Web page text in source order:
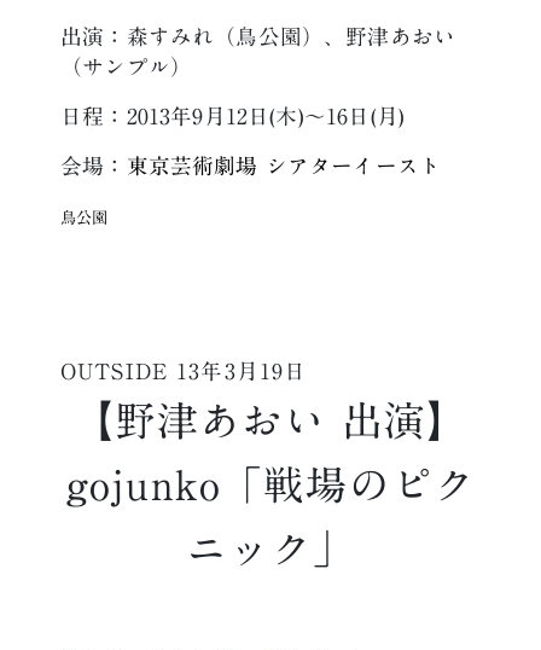
出演：森すみれ（鳥公園）、野津あおい
（サンプル）
日程：2013年9月12日(木)〜16日(月)
会場： 東京芸術劇場 シアターイースト
鳥公園
OUTSIDE 13年3月19日
【野津あおい 出演】
gojunko「戦場のピク
ニック」